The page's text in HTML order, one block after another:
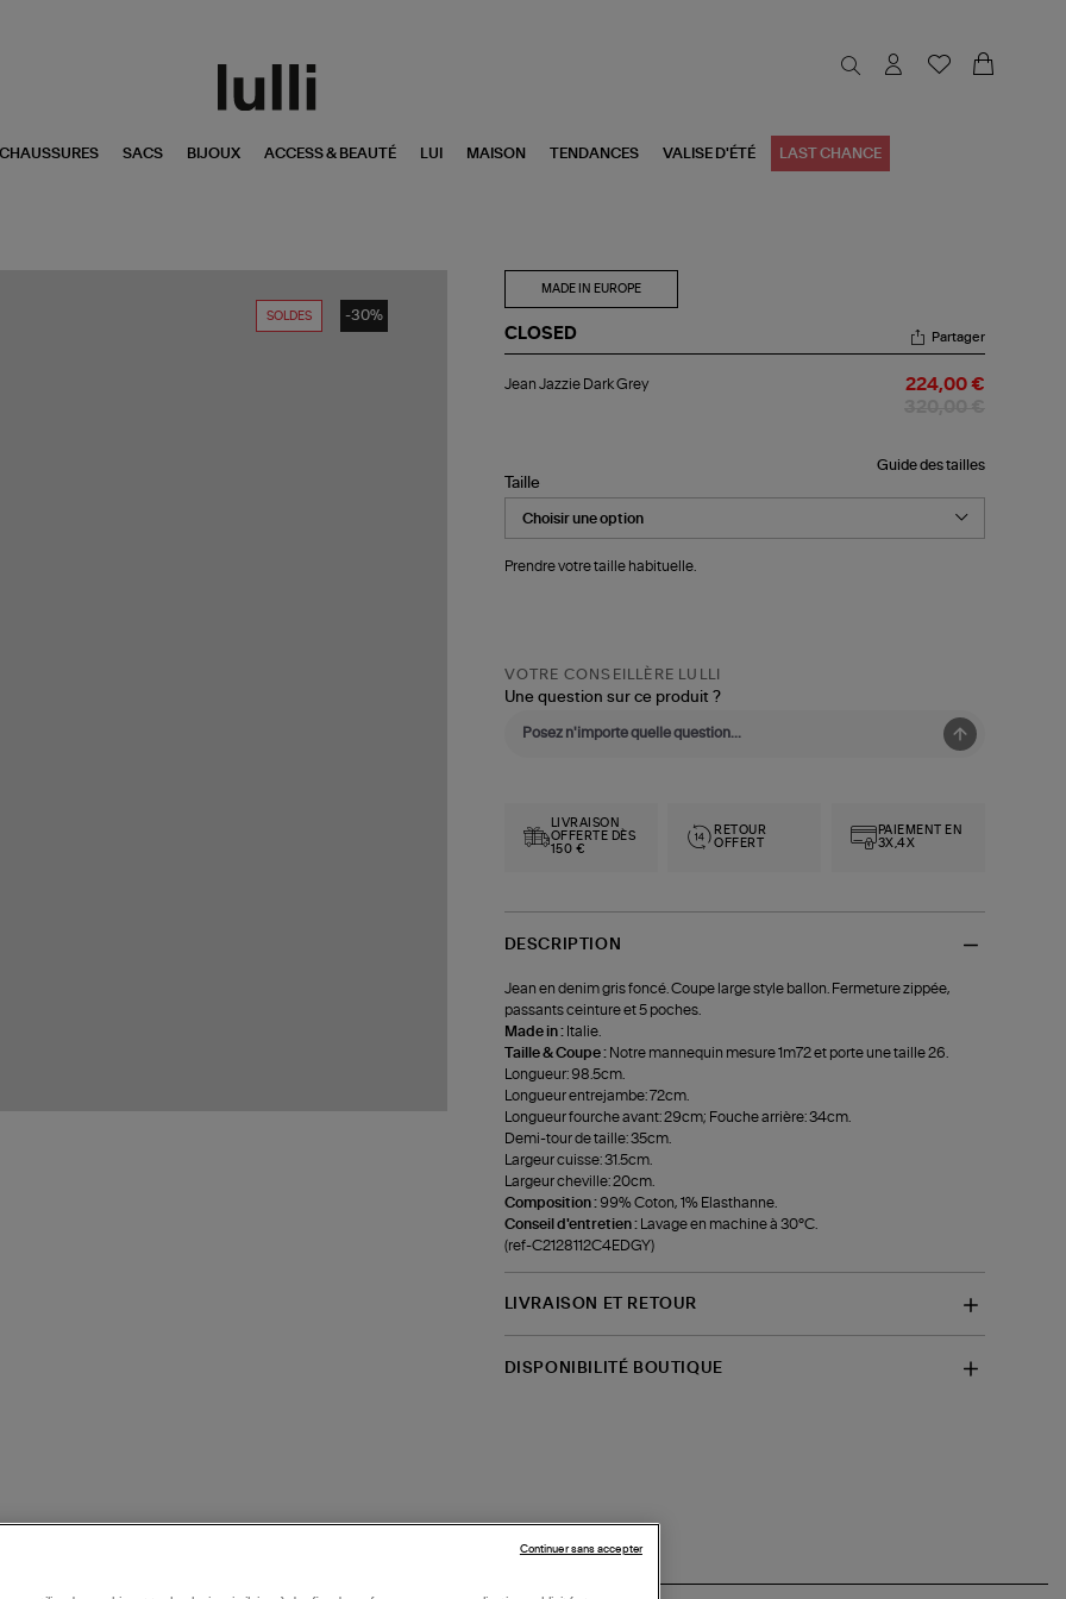
CHAUSSURES SACS BIJOUX ACCESS & BEAUTÉ LUI MAISON TENDANCES VALISE D'ÉTÉ LAST CHANCE
SOLDES -30%
MADE IN EUROPE
CLOSED
Jazzie
Partager
Jean Jazzie Dark Grey 224,00 €
Guide des tailles
Taille
Prendre votre taille habituelle.
VOTRE CONSEILLÈRE LULLI
Une question sur ce produit ?
LIVRAISON
OFFERTE DÈS
150 €
RETOUR
OFFERT
PAIEMENT EN
3X,4X
DESCRIPTION
Jean en denim gris foncé. Coupe large style ballon. Fermeture zippée,
passants ceinture et 5 poches.
Made in : Italie.
Taille & Coupe : Notre mannequin mesure 1m72 et porte une taille 26.
Longueur: 98.5cm.
Longueur entrejambe: 72cm.
Longueur fourche avant: 29cm; Fouche arrière: 34cm.
Demi-tour de taille: 35cm.
Largeur cuisse: 31.5cm.
Largeur cheville: 20cm.
Composition : 99% Coton, 1% Elasthanne.
Conseil d'entretien :
Lavage en machine à 30°C.
(ref-C2128112C4EDGY)
LIVRAISON ET RETOUR
DISPONIBILITÉ BOUTIQUE
Continuer sans accepter